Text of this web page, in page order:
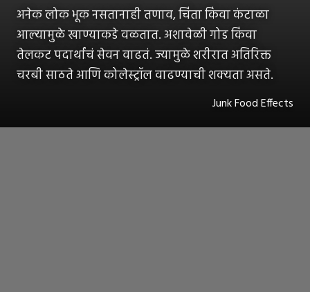
अनेक लोक भूक नसतानाही तणाव, चिंता किंवा कंटाळा
आल्यामुळे खाण्याकडे वळतात. अशावेळी गोड किंवा
तेलकट पदार्थांचं सेवन वाढतं. ज्यामुळे शरीरात अतिरिक्त
चरबी साठते आणि कोलेस्ट्रॉल वाढण्याची शक्यता असते.
Junk Food Effects